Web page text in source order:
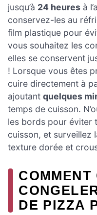
jusqu’à 24 heures à
conservez-les au
film plastique pour
vous souhaitez les
elles se conservent
! Lorsque vous êtes
cuire directement à
ajoutant quelques
temps de cuisson.
les bords pour éviter
cuisson, et surveillez
texture dorée et
COMMENT
DE PIZZA